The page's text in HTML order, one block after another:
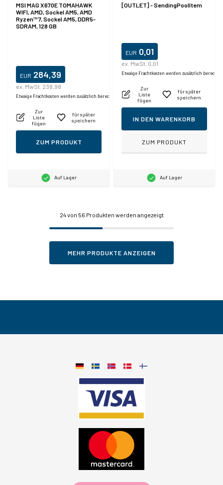
MSI MAG X670E TOMAHAWK
WIFI, AMD, Sockel AM5, AMD
Ryzen™ 7, Sockel AM5, DDR5-
SDRAM, 128 GB
EUR 284,39
ex. MwSt. 238,98
Etwaige Frachtkosten werden zusätzlich berechnet.
Zur
Liste
fügen
für später
speichern
ZUM PRODUKT
Auf Lager
[OUTLET] - SendingPoolItem
EUR 0,01
ex. MwSt. 0,01
Etwaige Frachtkosten werden zusätzlich
Zur
Liste
fügen
für später
speichern
IN DEN WARENKORB
ZUM PRODUKT
Auf Lager
24von 56 Produkten werden angezeigt
MEHR PRODUKTE ANZEIGEN